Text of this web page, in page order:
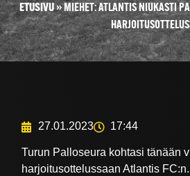
ETUSIVU»MIEHET: ATLANTIS NIUKASTI
27.01.2023 17:44
Turun Palloseura kohtasi tänään
harjoitusottelussaan Atlantis